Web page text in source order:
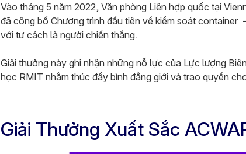
Vào tháng 5 năm 2022, Văn phòng Liên hợp quốc tại
đã công bố Chương trình đầu tiên về kiểm soát
với tư cách là người chiến thắng.
Giải thưởng này ghi nhận những nỗ lực của Lực lượng
học RMIT nhằm thúc đẩy bình đẳng giới và trao quyền
Giải Thưởng Xuất Sắc